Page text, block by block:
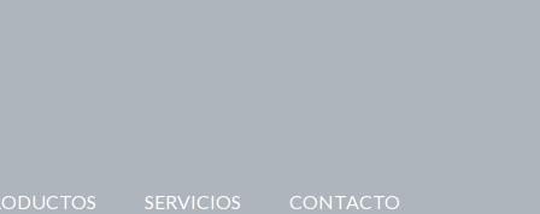
SERVICIOS CONTACTO